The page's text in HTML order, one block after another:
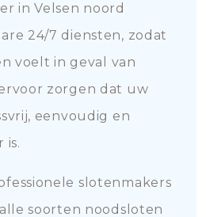
in Velsen noord
24/7 diensten, zodat
voelt in geval van
zorgen dat uw
eenvoudig en
is.
slotenmakers
soorten noodsloten